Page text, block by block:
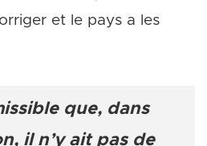
et le pays a les
que, dans
il n’y ait pas de